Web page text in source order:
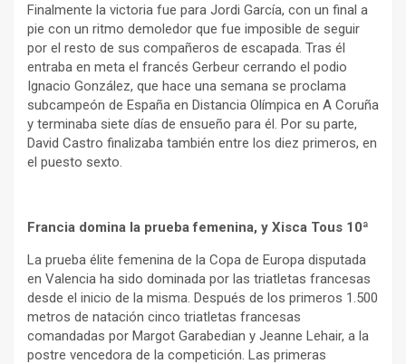
Finalmente la victoria fue para Jordi García, con un final a
pie con un ritmo demoledor que fue imposible de seguir
por el resto de sus compañeros de escapada. Tras él
entraba en meta el francés Gerbeur cerrando el podio
Ignacio González, que hace una semana se proclama
subcampeón de España en Distancia Olímpica en A Coruña
y terminaba siete días de ensueño para él. Por su parte,
David Castro finalizaba también entre los diez primeros, en
el puesto sexto.
Francia domina la prueba femenina, y Xisca Tous 10ª
La prueba élite femenina de la Copa de Europa disputada
en Valencia ha sido dominada por las triatletas francesas
desde el inicio de la misma. Después de los primeros 1.500
metros de natación cinco triatletas francesas
comandadas por Margot Garabedian y Jeanne Lehair, a la
postre vencedora de la competición. Las primeras